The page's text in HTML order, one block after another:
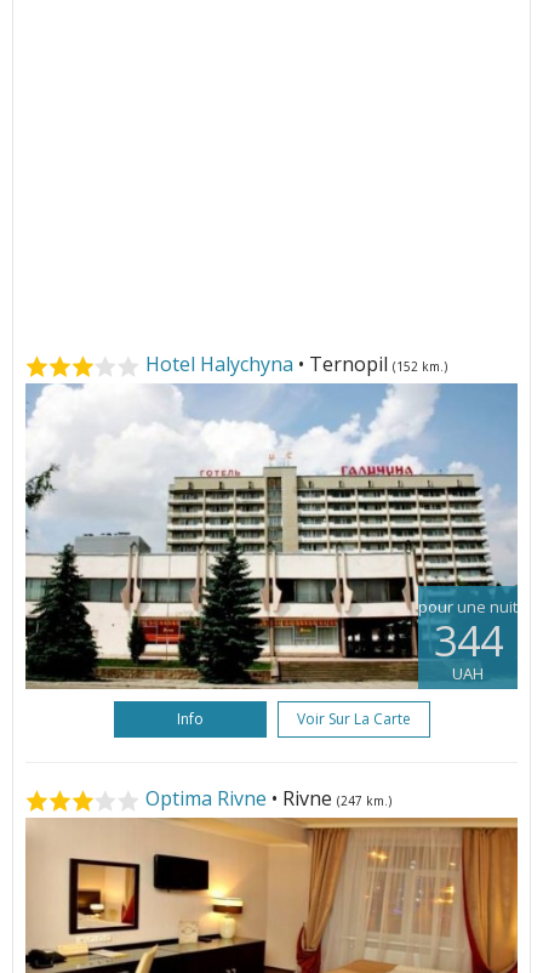
Hotel Halychyna • Ternopil (152 km.)
pour une nuit
344
UAH
Info Voir Sur La Carte
Optima Rivne • Rivne (247 km.)